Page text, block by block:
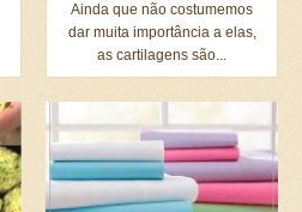
Ainda que não costumemos
dar muita importância a elas,
as cartilagens são...